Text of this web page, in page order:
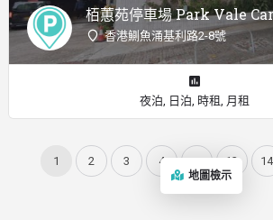
栢蕙苑停車場 Park Vale
香港鰂魚涌基利路2-8號
夜泊, 日泊, 時租, 月租
1 2 3 4 ... 13 14
地圖檢示